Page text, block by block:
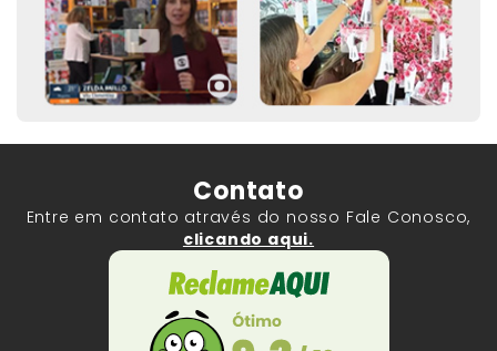
Contato
Entre em contato através do nosso Fale Conosco,
clicando aqui.